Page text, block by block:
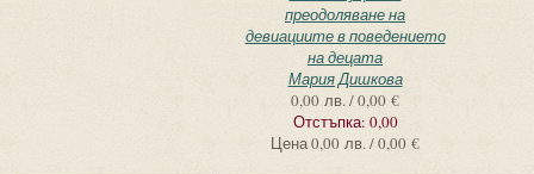
преодоляване на
девиациите в поведението
на децата
Мария Дишкова
0,00 лв. / 0,00 €
Отстъпка: 0,00
Цена0,00 лв. / 0,00 €